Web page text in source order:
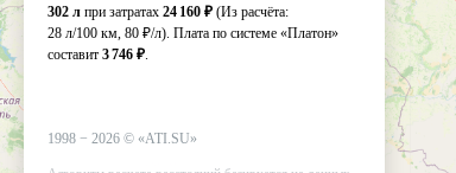
302 л при затратах 24 160 ₽ (Из расчёта:
28 л/100 км, 80 ₽/л). Плата по системе «Платон»
составит 3 746 ₽.
1998 − 2026 © «ATI.SU»